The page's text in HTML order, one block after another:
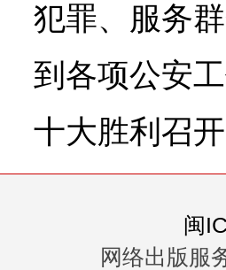
犯罪、服务
到各项公安
十大胜利召开
闽
网络出版服